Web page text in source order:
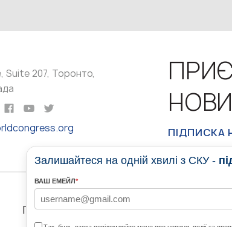
Suite 207, Торонто,
ПІДПИСКА
ПРО НАС
Залишайтеся на одній хвилі з СКУ -
ВАШ ЕМЕЙЛ*